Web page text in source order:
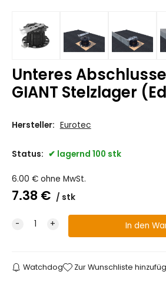
Unteres
GIANT Stelzlager
Hersteller: Eurotec
Status: lagernd 100 stk
6.00 € ohne MwSt.
7.38 € stk
Watchdog Zur Wunschliste